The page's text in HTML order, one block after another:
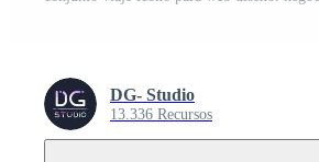
DG- Studio
13.336 Recursos